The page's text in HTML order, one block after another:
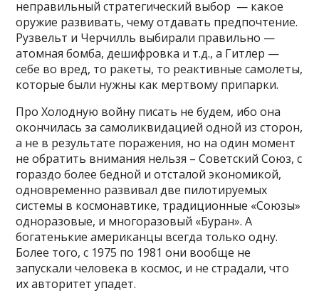
неправильный стратегический выбор — какое
оружие развивать, чему отдавать предпочтение.
Рузвельт и Черчилль выбирали правильно —
атомная бомба, дешифровка и т.д., а Гитлер —
себе во вред, то ракеты, то реактивные самолеты,
которые были нужны как мертвому припарки.
Про Холодную войну писать не будем, ибо она
окончилась за самоликвидацией одной из сторон,
а не в результате поражения, но на один момент
не обратить внимания нельзя – Советский Союз, с
гораздо более бедной и отсталой экономикой,
одновременно развивал две пилотируемых
системы в космонавтике, традиционные «Союзы»
одноразовые, и многоразовый «Буран». А
богатенькие американцы всегда только одну.
Более того, с 1975 по 1981 они вообще не
запускали человека в космос, и не страдали, что
их авторитет упадет.